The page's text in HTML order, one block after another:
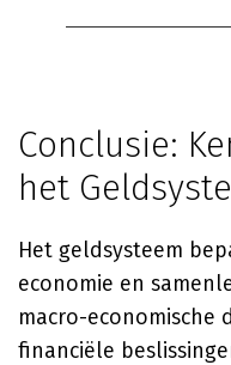
Conclusie:
het
Het geldsysteem
economie en
macro-economische
financiële